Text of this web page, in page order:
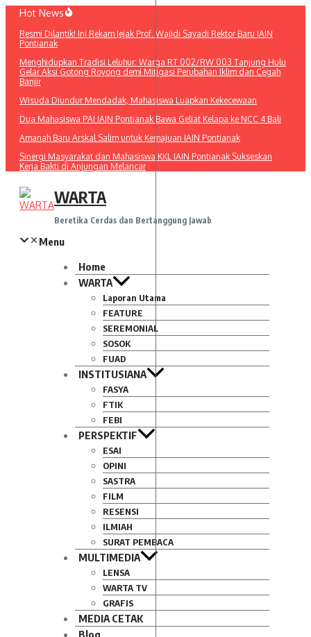
Lewati
konten
Hot News
Resmi Dilantik! Ini Rekam Jejak Prof. Wajidi Sayadi Rektor Baru IAIN
Pontianak
Menghidupkan Tradisi Leluhur: Warga RT 002/RW 003 Tanjung Hulu
Gelar Aksi Gotong Royong demi Mitigasi Perubahan Iklim dan Cegah
Banjir
Wisuda Diundur Mendadak, Mahasiswa Luapkan Kekecewaan
Dua Mahasiswa PAI IAIN Pontianak Bawa Geliat Kelapa ke NCC 4 Bali
Amanah Baru Arskal Salim untuk Kemajuan IAIN Pontianak
Sinergi Masyarakat dan Mahasiswa KKL IAIN Pontianak Sukseskan
Kerja Bakti di Anjungan Melancar
WARTA
Beretika Cerdas dan Bertanggung Jawab
Menu
Home
WARTA
Laporan Utama
FEATURE
SEREMONIAL
SOSOK
FUAD
INSTITUSIANA
FASYA
FTIK
FEBI
PERSPEKTIF
ESAI
OPINI
SASTRA
FILM
RESENSI
ILMIAH
SURAT PEMBACA
MULTIMEDIA
LENSA
WARTA TV
GRAFIS
MEDIA CETAK
Blog